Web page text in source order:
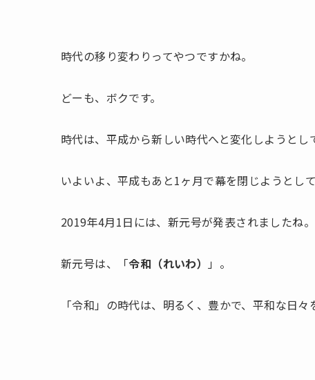
時代の移り変わりってやつですかね。
どーも、ボクです。
時代は、平成から新しい時代へと変化しようとし
いよいよ、平成もあと1ヶ月で幕を閉じようとして
2019年4月1日には、新元号が発表されましたね。
新元号は、「令和（れいわ） 」。
「令和」の時代は、明るく、豊かで、平和な日